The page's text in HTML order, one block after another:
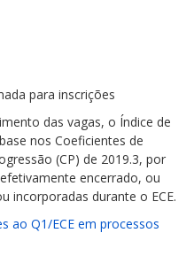
para inscrições
das vagas, o Índice de
nos Coeficientes de
(CP) de 2019.3, por
encerrado, ou
incorporadas durante o ECE.
ao Q1/ECE em processos